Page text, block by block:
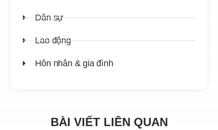
Dân sự
Lao động
Hôn nhân & gia đình
BÀI VIẾT LIÊN QUAN